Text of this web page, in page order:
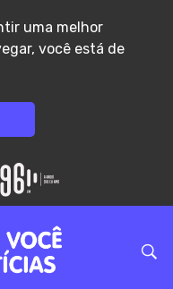
uma melhor
você está de